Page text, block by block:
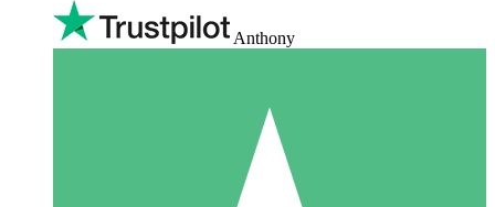
Anthony